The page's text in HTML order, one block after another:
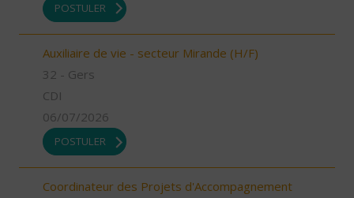
POSTULER
Auxiliaire de vie - secteur Mirande (H/F)
32 - Gers
CDI
06/07/2026
POSTULER
Coordinateur des Projets d'Accompagnement